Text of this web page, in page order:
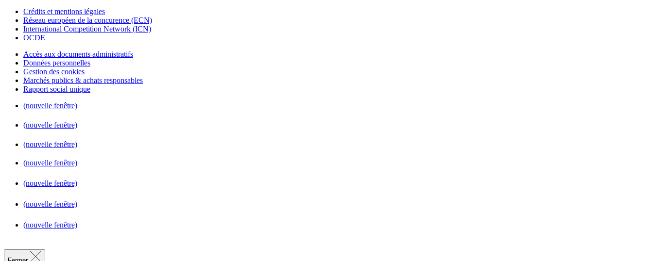
Crédits et mentions légales
Réseau européen de la concurence (ECN)
International Competition Network (ICN)
OCDE
Accès aux documents administratifs
Données personnelles
Gestion des cookies
Marchés publics & achats responsables
Rapport social unique
(nouvelle fenêtre)
(nouvelle fenêtre)
(nouvelle fenêtre)
(nouvelle fenêtre)
(nouvelle fenêtre)
(nouvelle fenêtre)
(nouvelle fenêtre)